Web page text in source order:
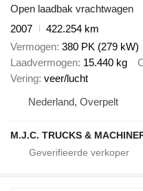
Open laadbak vrachtwagen
2007
422.254 km
Vermogen 380 PK (279 kW)
Laadvermogen 15.440 kg
Vering veer/lucht
Nederland, Overpelt
M.J.C. TRUCKS &